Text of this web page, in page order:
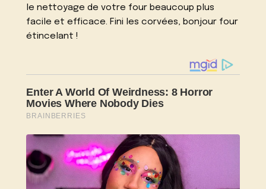
le nettoyage de votre four beaucoup plus
facile et efficace. Fini les corvées, bonjour four
étincelant !